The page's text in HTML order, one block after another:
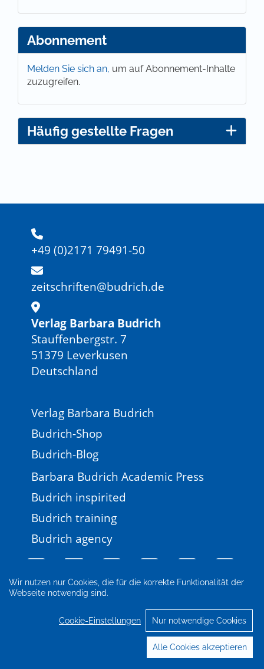
Wir nutzen nur Cookies, die für die korrekte Funktionalität der
Webseite notwendig sind.
Cookie-Einstellungen Nur notwendige Cookies
Alle Cookies akzeptieren
Abonnement
Melden Sie sich an, um auf Abonnement-Inhalte
zuzugreifen.
Häufig gestellte Fragen
+49 (0)2171 79491-50
zeitschriften@budrich.de
Verlag Barbara Budrich
Stauffenbergstr. 7
51379 Leverkusen
Deutschland
Verlag Barbara Budrich
Budrich-Shop
Budrich-Blog
Barbara Budrich Academic Press
Budrich inspirited
Budrich training
Budrich agency
Impressum
Datenschutz
Cookie-Einstellungen
© 2026 Verlag Barbara Budrich